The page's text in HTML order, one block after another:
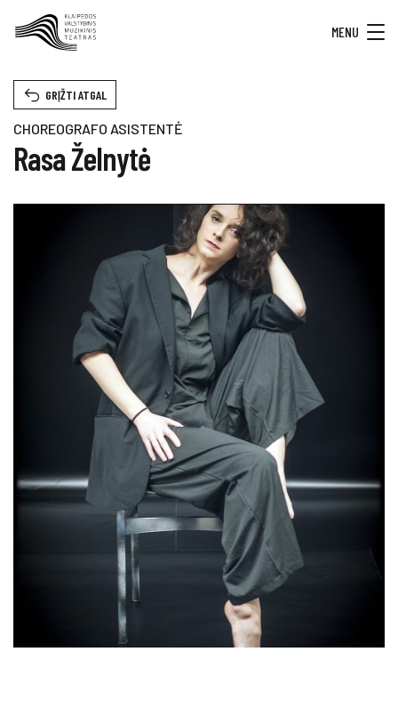
MENU
CHOREOGRAFO ASISTENTĖ
Rasa Želnytė
GRĮŽTI ATGAL